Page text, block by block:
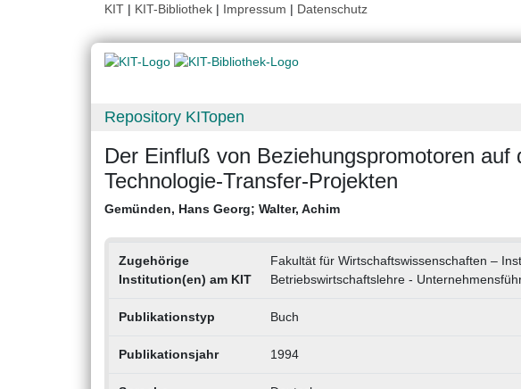
KIT | KIT-Bibliothek | Impressum | Datenschutz
Repository KITopen
Der Einfluß von Beziehungspromotoren auf
Technologie-Transfer-Projekten
Gemünden, Hans Georg; Walter, Achim
Zugehörige
Institution(en) am KIT
Fakultät für Wirtschaftswissenschaften –
Betriebswirtschaftslehre -
Publikationstyp Buch
Publikationsjahr 1994